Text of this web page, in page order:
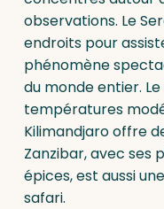
observations. Le
endroits pour
phénomène
du monde entier.
températures
Kilimandjaro offre
Zanzibar, avec ses
épices, est aussi
safari.